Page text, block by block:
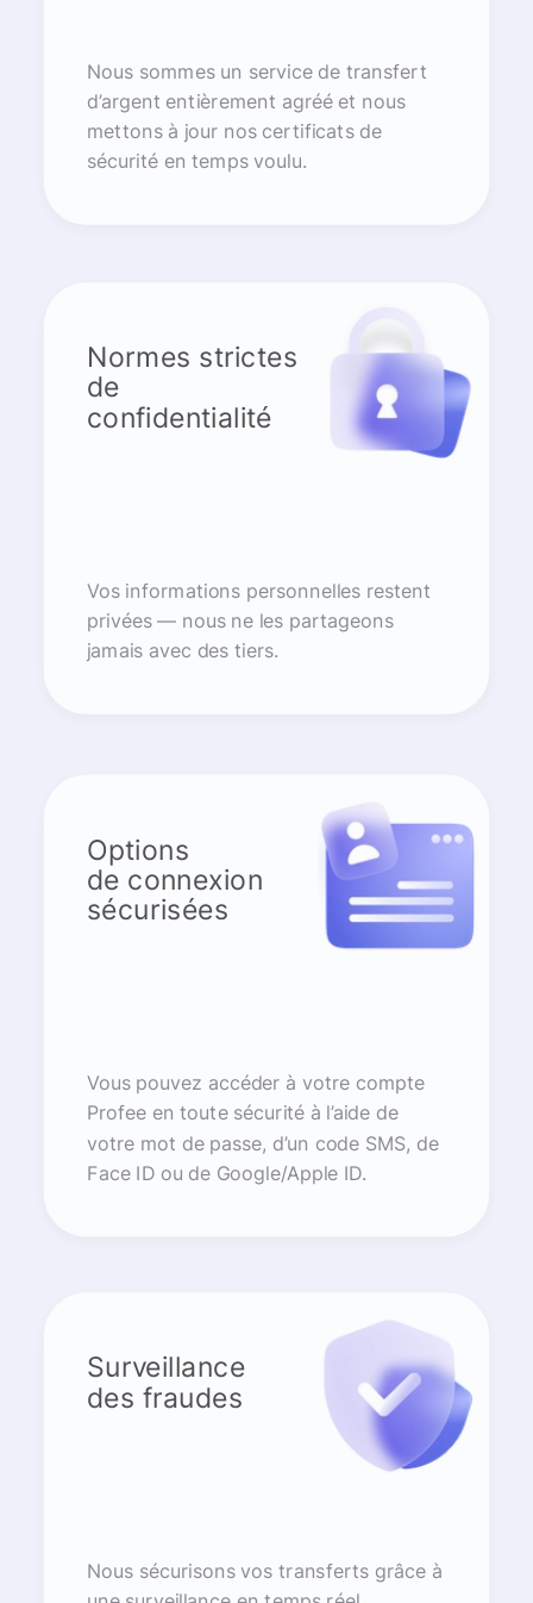
Nous sommes un service de transfert
d’argent entièrement agréé et nous
mettons à jour nos certificats de
sécurité en temps voulu.
Normes strictes
de
confidentialité
Vos informations personnelles restent
privées — nous ne les partageons
jamais avec des tiers.
Options
de connexion
sécurisées
Vous pouvez accéder à votre compte
Profee en toute sécurité à l’aide de
votre mot de passe, d’un code SMS, de
Face ID ou de Google/Apple ID.
Surveillance
des fraudes
Nous sécurisons vos transferts grâce à